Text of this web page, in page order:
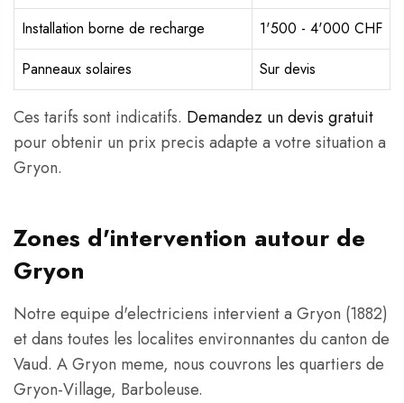
Installation borne de recharge
1'500 - 4'000 CHF
Panneaux solaires
Sur devis
Ces tarifs sont indicatifs. Demandez un devis gratuit
pour obtenir un prix precis adapte a votre situation a
Gryon.
Zones d'intervention autour de
Gryon
Notre equipe d'electriciens intervient a Gryon (1882)
et dans toutes les localites environnantes du canton de
Vaud. A Gryon meme, nous couvrons les quartiers de
Gryon-Village, Barboleuse.